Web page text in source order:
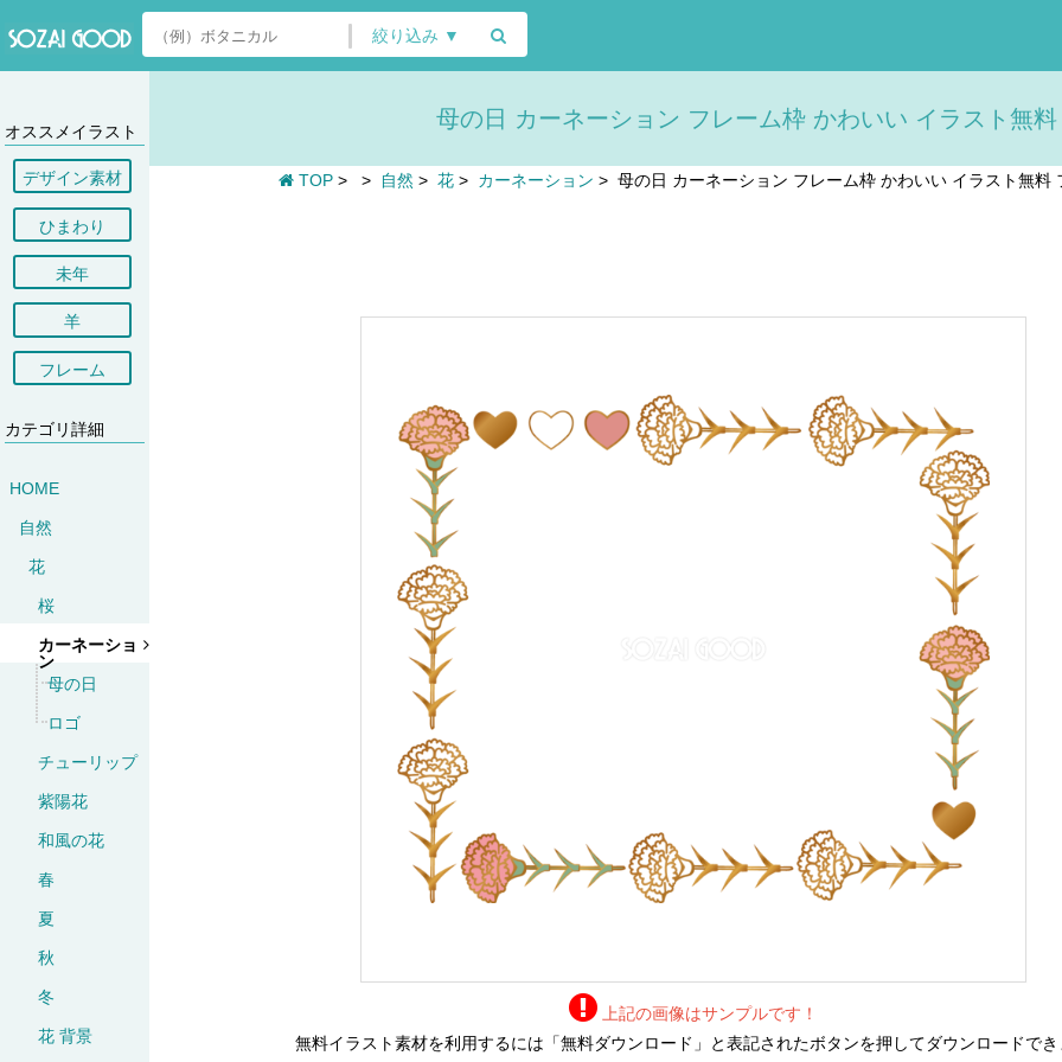
絞り込み ▼
オススメイラスト
デザイン素材
ひまわり
未年
羊
フレーム
カテゴリ詳細
HOME
自然
花
桜
カーネーショ
ン
母の日
ロゴ
チューリップ
紫陽花
和風の花
春
夏
秋
冬
花 背景
母の日 カーネーション フレーム枠 かわいい イラスト無
TOP > > 自然 > 花 > カーネーション > 母の日 カーネーション フレーム枠 かわいい イラスト無料
上記の画像はサンプルです！
無料イラスト素材を利用するには「無料ダウンロード」と表記されたボタンを押してダウンロードでき